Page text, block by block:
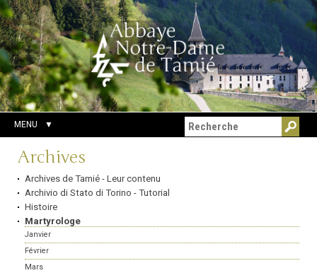
Aller
au
contenu.
|
Aller
à
la
navigation
Outils
personnels
Chercher par
Recherche
avancée…
MENU
Navigation
Archives
Archives de Tamié - Leur contenu
Archivio di Stato di Torino - Tutorial
Histoire
Martyrologe
Janvier
Février
Mars